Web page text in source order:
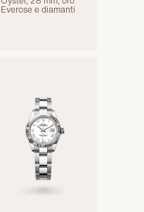
Everose e diamanti